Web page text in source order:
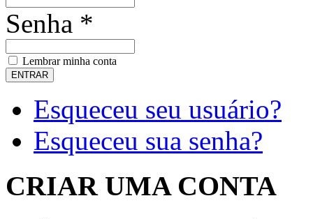
Senha *
Lembrar minha conta
Esqueceu seu usuário?
Esqueceu sua senha?
CRIAR UMA CONTA